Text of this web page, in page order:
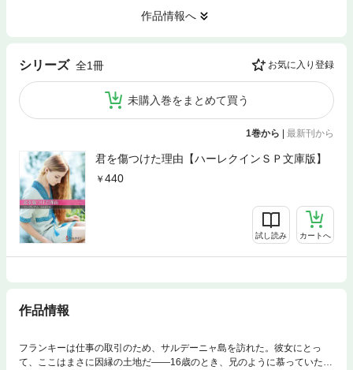
作品情報へ
シリーズ 全1冊 お気に入り登録
未購入巻をまとめて買う
1巻から | 最新刊から
君を傷つけた理由【ハーレクインＳＰ文庫版】
440
試し読み カートへ
作品情報
フランキーは仕事の取引のため、サルデーニャ島を訪れた。彼女にとっ
て、ここはまさに因縁の土地だ――16歳のとき、兄のように慕っていたサ